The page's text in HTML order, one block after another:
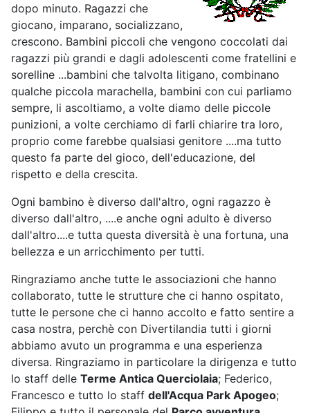
dopo minuto. Ragazzi che
giocano, imparano, socializzano,
crescono. Bambini piccoli che vengono coccolati dai
ragazzi più grandi e dagli adolescenti come fratellini e
sorelline ...bambini che talvolta litigano, combinano
qualche piccola marachella, bambini con cui parliamo
sempre, li ascoltiamo, a volte diamo delle piccole
punizioni, a volte cerchiamo di farli chiarire tra loro,
proprio come farebbe qualsiasi genitore ....ma tutto
questo fa parte del gioco, dell'educazione, del
rispetto e della crescita.
Ogni bambino è diverso dall'altro, ogni ragazzo è
diverso dall'altro, ....e anche ogni adulto è diverso
dall'altro....e tutta questa diversità è una fortuna, una
bellezza e un arricchimento per tutti.
Ringraziamo anche tutte le associazioni che hanno
collaborato, tutte le strutture che ci hanno ospitato,
tutte le persone che ci hanno accolto e fatto sentire a
casa nostra, perchè con Divertilandia tutti i giorni
abbiamo avuto un programma e una esperienza
diversa. Ringraziamo in particolare la dirigenza e tutto
lo staff delle Terme Antica Querciolaia; Federico,
Francesco e tutto lo staff dell'Acqua Park Apogeo;